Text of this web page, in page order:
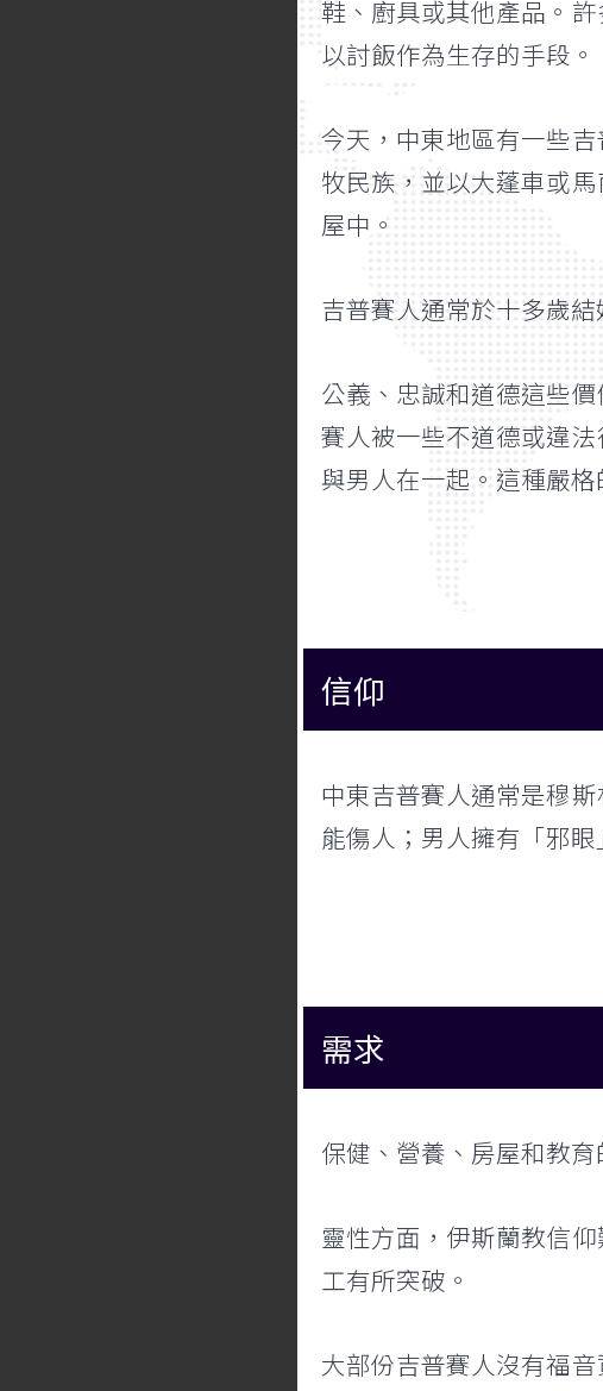
鞋、廚具或其他產品。
以討飯作為生存的手段。
今天，中東地區有一些
牧民族，並以大蓬車或
屋中。
吉普賽人通常於十多歲
公義、忠誠和道德這些
賽人被一些不道德或違
與男人在一起。這種嚴
信仰
中東吉普賽人通常是穆
能傷人；男人擁有「邪
需求
保健、營養、房屋和教
靈性方面，伊斯蘭教信
工有所突破。
大部份吉普賽人沒有福